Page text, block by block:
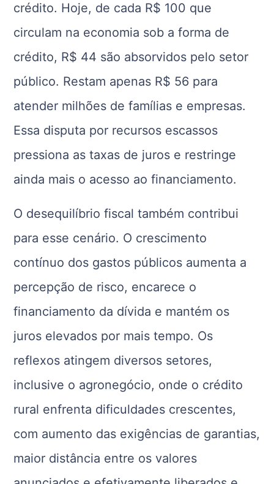
crédito. Hoje, de cada R$ 100 que
circulam na economia sob a forma de
crédito, R$ 44 são absorvidos pelo setor
público. Restam apenas R$ 56 para
atender milhões de famílias e empresas.
Essa disputa por recursos escassos
pressiona as taxas de juros e restringe
ainda mais o acesso ao financiamento.
O desequilíbrio fiscal também contribui
para esse cenário. O crescimento
contínuo dos gastos públicos aumenta a
percepção de risco, encarece o
financiamento da dívida e mantém os
juros elevados por mais tempo. Os
reflexos atingem diversos setores,
inclusive o agronegócio, onde o crédito
rural enfrenta dificuldades crescentes,
com aumento das exigências de garantias,
maior distância entre os valores